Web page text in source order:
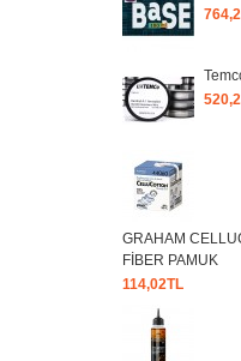
GRAHAM
FİBER PAMUK
114,02TL